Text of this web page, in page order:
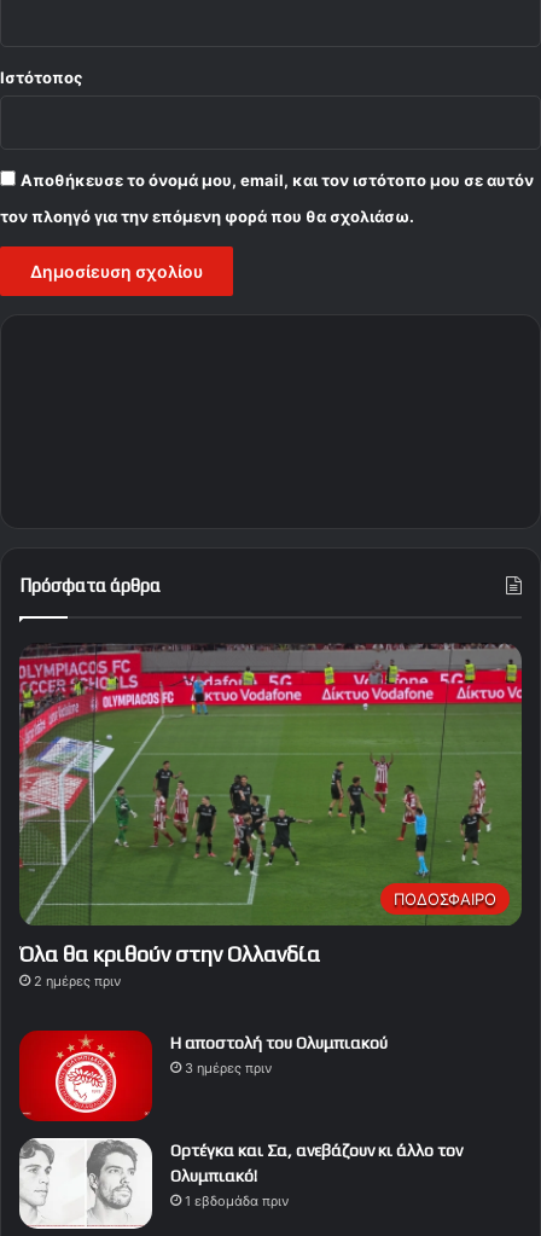
Ιστότοπος
Αποθήκευσε το όνομά μου, email, και τον ιστότοπο μου σε αυτόν
τον πλοηγό για την επόμενη φορά που θα σχολιάσω.
Πρόσφατα άρθρα
ΠΟΔΟΣΦΑΙΡΟ
Όλα θα κριθούν στην Ολλανδία
2 ημέρες πριν
Η αποστολή του Ολυμπιακού
3 ημέρες πριν
Ορτέγκα και Σα, ανεβάζουν κι άλλο τον
Ολυμπιακό!
1 εβδομάδα πριν